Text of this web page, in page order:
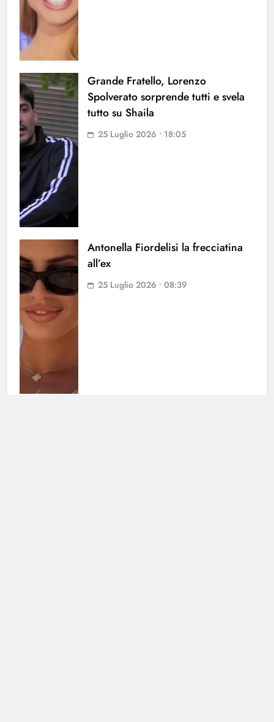
Grande Fratello, Lorenzo
Spolverato sorprende tutti e svela
tutto su Shaila
25 Luglio 2026 • 18:05
Antonella Fiordelisi la frecciatina
all’ex
25 Luglio 2026 • 08:39